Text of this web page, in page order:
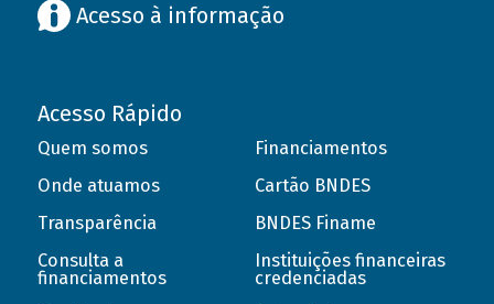
Acesso à informação
Acesso Rápido
Quem somos
Onde atuamos
Transparência
Consulta a
financiamentos
Financiamentos
Cartão BNDES
BNDES Finame
Instituições financeiras
credenciadas